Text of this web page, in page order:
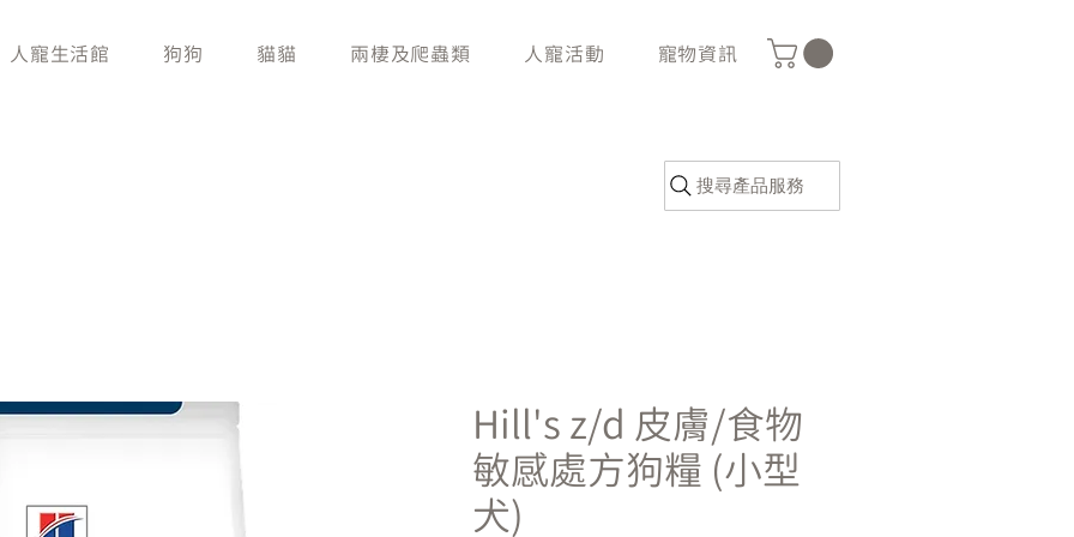
人寵生活館 狗狗 貓貓 兩棲及爬蟲類 人寵活動 寵物資訊
搜尋產品服務
Hill's z/d 皮膚/食物
敏感處方狗糧 (小型
犬)